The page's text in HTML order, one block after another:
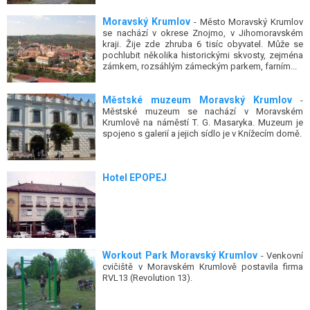
Moravský Krumlov - Město Moravský Krumlov
se nachází v okrese Znojmo, v Jihomoravském
kraji. Žije zde zhruba 6 tisíc obyvatel. Může se
pochlubit několika historickými skvosty, zejména
zámkem, rozsáhlým zámeckým parkem, farním...
Městské muzeum Moravský Krumlov -
Městské muzeum se nachází v Moravském
Krumlově na náměstí T. G. Masaryka. Muzeum je
spojeno s galerií a jejich sídlo je v Knížecím domě.
Hotel EPOPEJ
Workout Park Moravský Krumlov - Venkovní
cvičiště v Moravském Krumlově postavila firma
RVL13 (Revolution 13).